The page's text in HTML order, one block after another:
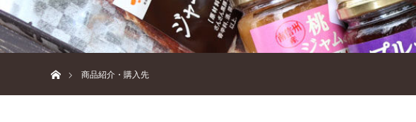
商品紹介・購入先